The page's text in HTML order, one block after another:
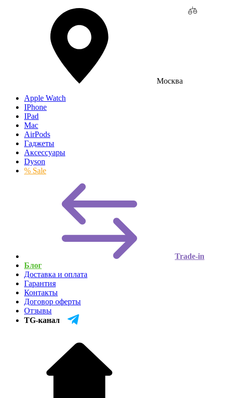
Москва
Apple Watch
IPhone
IPad
Mac
AirPods
Гаджеты
Аксессуары
Dyson
% Sale
Trade-in
Блог
Доставка и оплата
Гарантия
Контакты
Договор оферты
Отзывы
TG-канал